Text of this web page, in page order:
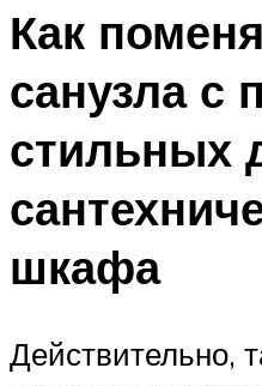
Как
санузла
стильных
шкафа
Действительно,